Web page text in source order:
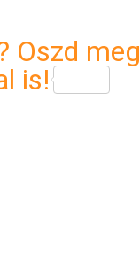
Oszd meg
is!